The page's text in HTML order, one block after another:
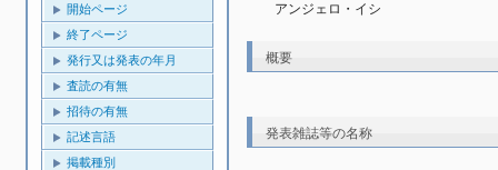
開始ページ
終了ページ
発行又は発表の年月
査読の有無
招待の有無
記述言語
掲載種別
アンジェロ・イシ
概要
発表雑誌等の名称